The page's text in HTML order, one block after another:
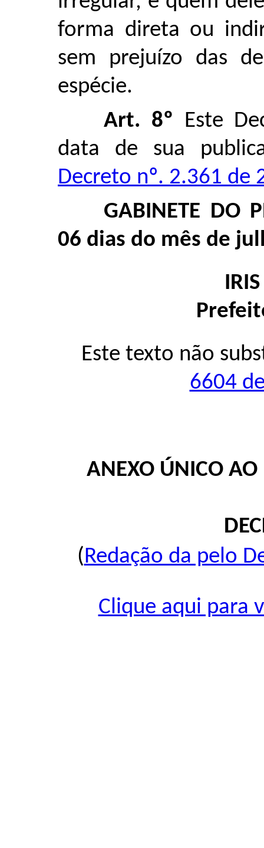
forma direta ou
sem prejuízo das
espécie.
Art. 8º Este
data de sua
Decreto nº. 2.361 de
GABINETE DO
06 dias do mês de
Este texto não
6604
ANEXO ÚNICO
(Redação da pelo
Clique aqui para